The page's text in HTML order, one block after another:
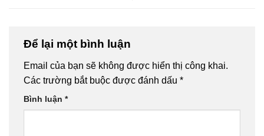
Để lại một bình luận
Email của bạn sẽ không được hiển thị công khai.
Các trường bắt buộc được đánh dấu *
Bình luận *